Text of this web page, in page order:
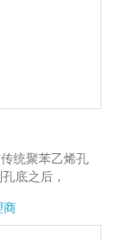
统聚苯乙烯孔
底之后，
养细胞的高倍
养箱中进行长
商